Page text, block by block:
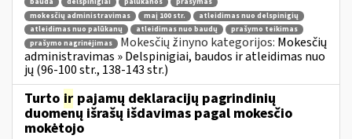
bauda delspinigiai palūkanos
prašymas
mokesčių administravimas
maį 100 str.
atleidimas nuo delspinigių
atleidimas nuo palūkanų
atleidimas nuo baudų
prašymo teikimas
prašymo nagrinėjimas
Mokesčių žinyno kategorijos: Mokesčių
administravimas » Delspinigiai, baudos ir atleidimas nuo
jų (96-100 str., 138-143 str.)
Turto ir pajamų deklaracijų pagrindinių
duomenų išrašų išdavimas pagal mokesčio
mokėtojo